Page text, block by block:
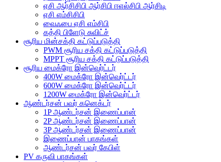
ஏசி ஆர்சிசிபி ஆர்சிபி ஈஎல்சிபி ஆர்சிடி
ஏசி எம்சிசிபி
வைஃபை ஏசி எம்சிபி
கத்தி பிளேடு சுவிட்ச்
சூரிய மின்சக்தி கட்டுப்படுத்தி
PWM சூரிய சக்தி கட்டுப்படுத்தி
MPPT சூரிய சக்தி கட்டுப்படுத்தி
சூரிய மைக்ரோ இன்வெர்ட்டர்
400W மைக்ரோ இன்வெர்ட்டர்
600W மைக்ரோ இன்வெர்ட்டர்
1200W மைக்ரோ இன்வெர்ட்டர்
ஆண்டர்சன் பவர் கனெக்டர்
1P ஆண்டர்சன் இணைப்பான்
2P ஆண்டர்சன் இணைப்பான்
3P ஆண்டர்சன் இணைப்பான்
இணைப்பான் பாகங்கள்
ஆண்டர்சன் பவர் கேபிள்
PV கருவி பாகங்கள்